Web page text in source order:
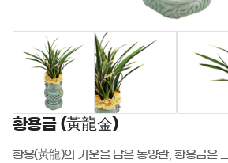
황용금 (黃龍金)
황용(黃龍)의 기운을 담은 동양란, 황용금은